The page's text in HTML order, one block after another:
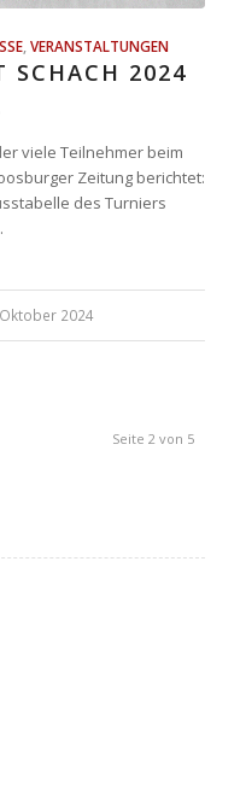
,VERANSTALTUNGEN
SCHACH 2024
viele Teilnehmer beim
Zeitung berichtet:
des Turniers
2024
Seite 2 von 5